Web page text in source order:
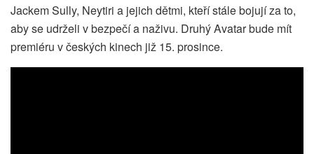
Jackem Sully, Neytiri a jejich dětmi, kteří stále bojují za to,
aby se udrželi v bezpečí a naživu. Druhý Avatar bude mít
premiéru v českých kinech již 15. prosince.